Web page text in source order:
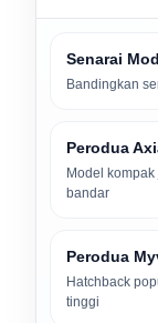
Senarai
Bandingkan
Perodua
Model
bandar
Perodua
Hatchback
tinggi